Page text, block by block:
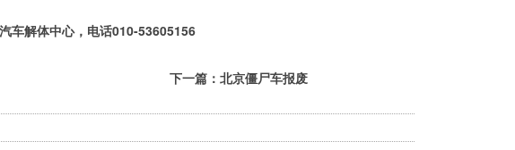
车解体中心，电话010-53605156
下一篇：北京僵尸车报废